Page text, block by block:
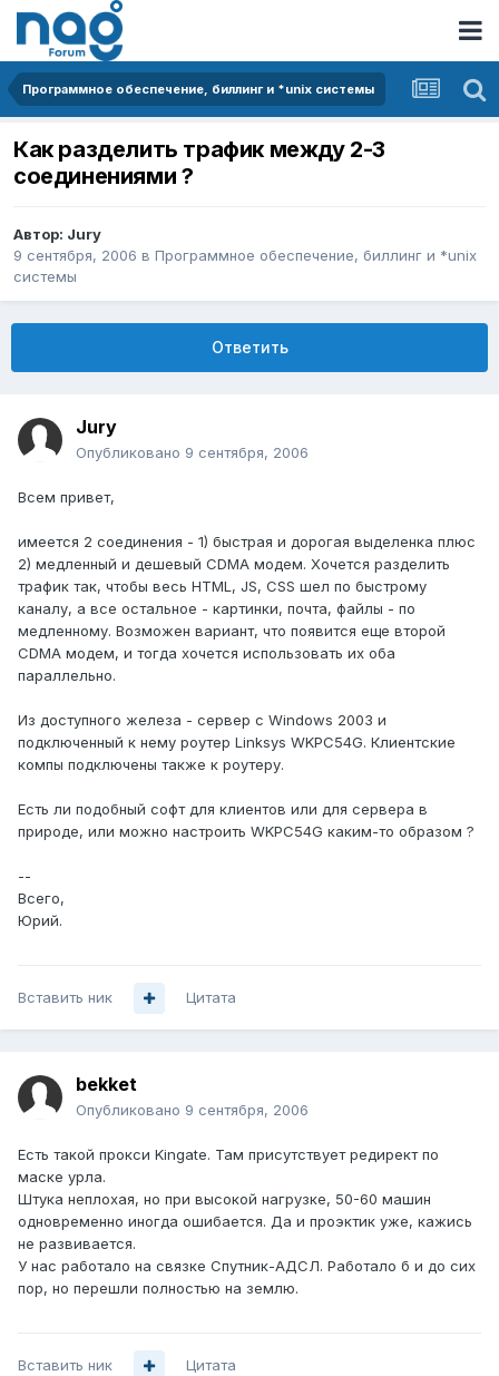
Программное обеспечение, биллинг и *unix системы
Как разделить трафик между 2-3
соединениями ?
Автор: Jury
9 сентября, 2006 в Программное обеспечение, биллинг и *unix
системы
Ответить
Jury
Опубликовано 9 сентября, 2006
Всем привет,
имеется 2 соединения - 1) быстрая и дорогая выделенка плюс
2) медленный и дешевый CDMA модем. Хочется разделить
трафик так, чтобы весь HTML, JS, CSS шел по быстрому
каналу, а все остальное - картинки, почта, файлы - по
медленному. Возможен вариант, что появится еще второй
CDMA модем, и тогда хочется использовать их оба
параллельно.
Из доступного железа - сервер с Windows 2003 и
подключенный к нему роутер Linksys WKPC54G. Клиентские
компы подключены также к роутеру.
Есть ли подобный софт для клиентов или для сервера в
природе, или можно настроить WKPC54G каким-то образом ?
--
Всего,
Юрий.
Вставить ник Цитата
bekket
Опубликовано 9 сентября, 2006
Есть такой прокси Kingate. Там присутствует редирект по
маске урла.
Штука неплохая, но при высокой нагрузке, 50-60 машин
одновременно иногда ошибается. Да и проэктик уже, кажись
не развивается.
У нас работало на связке Спутник-АДСЛ. Работало б и до сих
пор, но перешли полностью на землю.
Вставить ник Цитата